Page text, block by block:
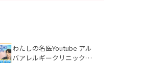
わたしの名医Youtube アル
バアレルギークリニック札